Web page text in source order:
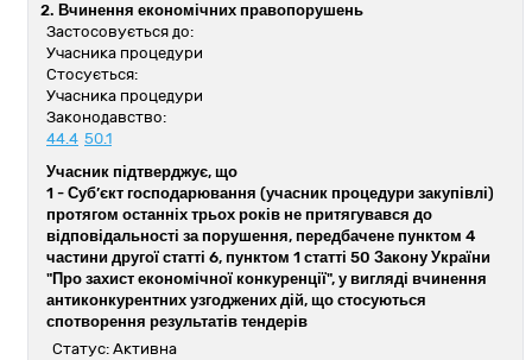
2. Вчинення економічних правопорушень
Застосовується до:
Учасника процедури
Стосується:
Учасника процедури
Законодавство:
44.4 50.1
Учасник підтверджує, що
1 - Суб’єкт господарювання (учасник процедури закупівлі)
протягом останніх трьох років не притягувався до
відповідальності за порушення, передбачене пунктом 4
частини другої статті 6, пунктом 1 статті 50 Закону України
"Про захист економічної конкуренції", у вигляді вчинення
антиконкурентних узгоджених дій, що стосуються
спотворення результатів тендерів
Статус: Активна